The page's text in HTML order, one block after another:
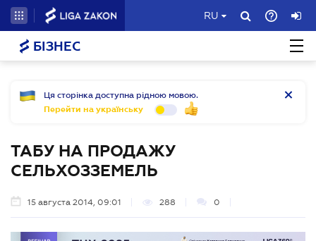
RU
БІЗНЕС
Ця сторінка доступна рідною мовою.
Перейти на українську
ТАБУ НА ПРОДАЖУ
СЕЛЬХОЗЗЕМЕЛЬ
15 августа 2014, 09:01 288 0